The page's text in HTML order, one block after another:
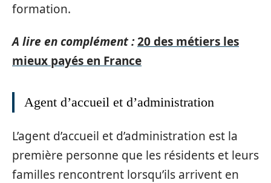
formation.
A lire en complément :20 des métiers les
mieux payés en France
Agent d’accueil et d’administration
L’agent d’accueil et d’administration est la
première personne que les résidents et leurs
familles rencontrent lorsqu’ils arrivent en